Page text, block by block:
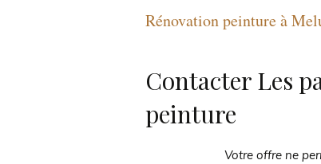
Rénovation peinture à
Contacter Les
peinture
Votre offre ne